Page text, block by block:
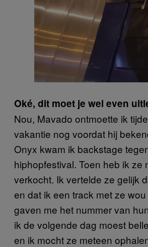
Oké, dit moet je wel even
Nou, Mavado ontmoette ik
vakantie nog voordat hij
Onyx kwam ik backstage
hiphopfestival. Toen heb ik ze
verkocht. Ik vertelde ze gelijk
en dat ik een track met ze
gaven me het nummer van
ik de volgende dag moest
en ik mocht ze meteen